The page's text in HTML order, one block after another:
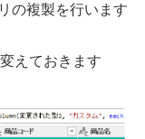
の複製を行います
えておきます